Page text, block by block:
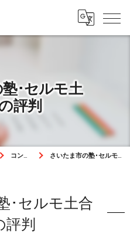
･セルモ土
評判
コンセプト さいたま市の塾･セルモ土合教室の評判
･セルモ土合
評判